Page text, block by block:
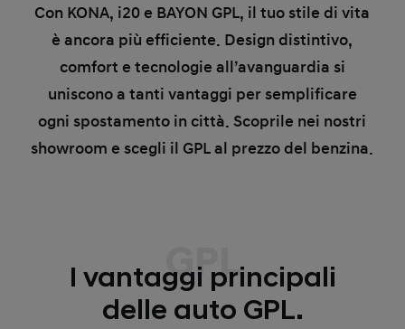
Con KONA, i20 e BAYON GPL, il tuo stile di vita
è ancora più efficiente. Design distintivo,
comfort e tecnologie all’avanguardia si
uniscono a tanti vantaggi per semplificare
ogni spostamento in città. Scoprile nei nostri
showroom e scegli il GPL al prezzo del benzina.
GPL
I vantaggi principali
delle auto GPL.